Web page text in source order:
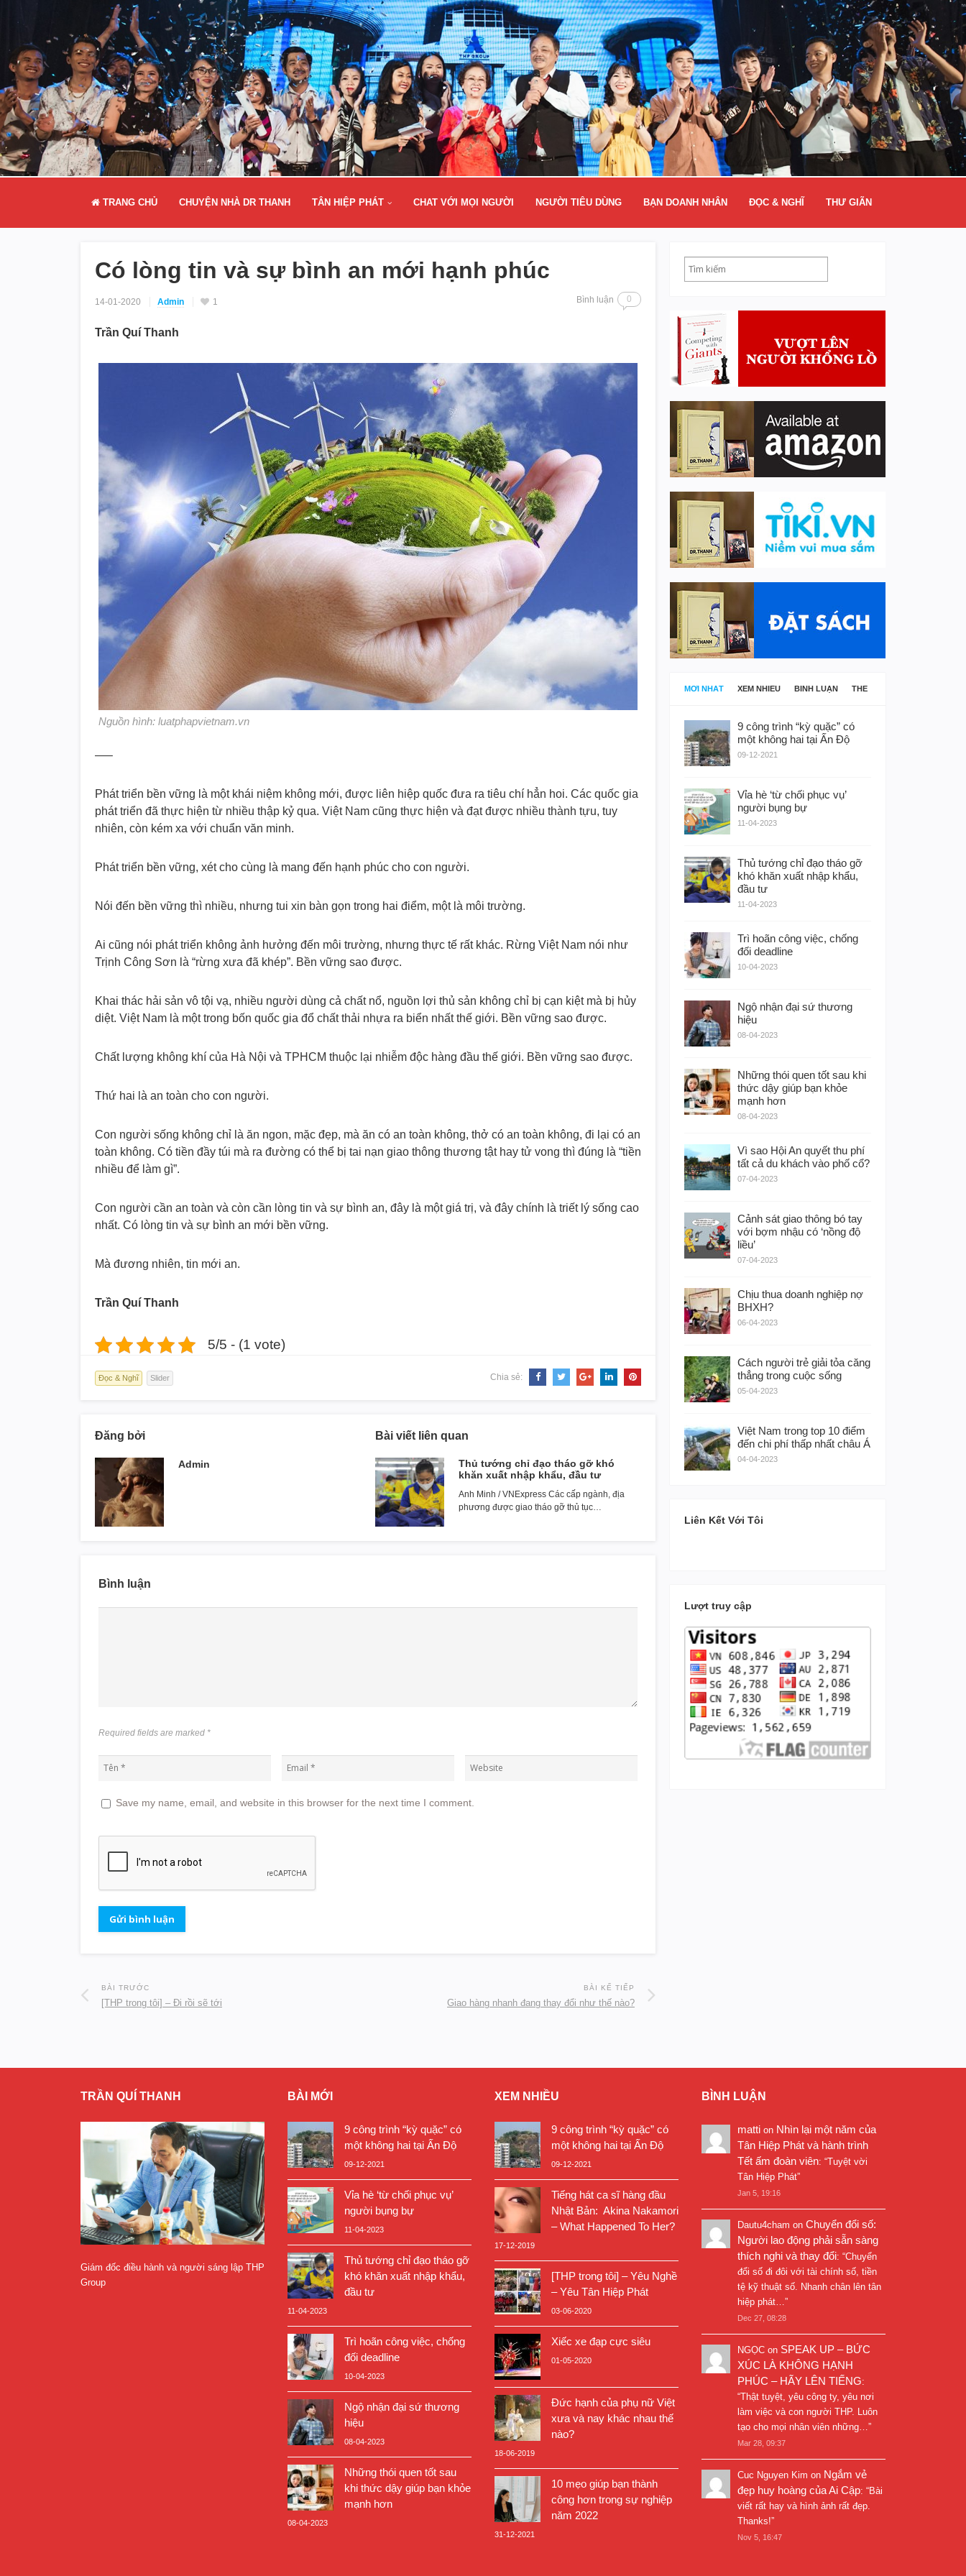
TRANG CHỦ CHUYỆN NHÀ DR THANH TÂN HIỆP PHÁT CHAT VỚI MỌI NGƯỜI NGƯỜI TIÊU DÙNG BẠN DOANH NHÂN ĐỌC & NGHĨ THƯ GIÃN
Có lòng tin và sự bình an mới hạnh phúc
14-01-2020 Admin 1 Bình luận 0
Trần Quí Thanh
Nguồn hình: luatphapvietnam.vn
—–
Phát triển bền vững là một khái niệm không mới, được liên hiệp quốc đưa ra tiêu chí hẳn hoi. Các quốc gia
phát triển đã thực hiện từ nhiều thập kỷ qua. Việt Nam cũng thực hiện và đạt được nhiều thành tựu, tuy
nhiên, còn kém xa với chuẩn văn minh.
Phát triển bền vững, xét cho cùng là mang đến hạnh phúc cho con người.
Nói đến bền vững thì nhiều, nhưng tui xin bàn gọn trong hai điểm, một là môi trường.
Ai cũng nói phát triển không ảnh hưởng đến môi trường, nhưng thực tế rất khác. Rừng Việt Nam nói như
Trịnh Công Sơn là “rừng xưa đã khép”. Bền vững sao được.
Khai thác hải sản vô tội vạ, nhiều người dùng cả chất nổ, nguồn lợi thủ sản không chỉ bị cạn kiệt mà bị hủy
diệt. Việt Nam là một trong bốn quốc gia đổ chất thải nhựa ra biển nhất thế giới. Bền vững sao được.
Chất lượng không khí của Hà Nội và TPHCM thuộc lại nhiễm độc hàng đầu thế giới. Bền vững sao được.
Thứ hai là an toàn cho con người.
Con người sống không chỉ là ăn ngon, mặc đẹp, mà ăn có an toàn không, thở có an toàn không, đi lại có an
toàn không. Có tiền đầy túi mà ra đường có thể bị tai nạn giao thông thương tật hay tử vong thì đúng là “tiền
nhiều để làm gì”.
Con người cần an toàn và còn cần lòng tin và sự bình an, đây là một giá trị, và đây chính là triết lý sống cao
nhất. Có lòng tin và sự bình an mới bền vững.
Mà đương nhiên, tin mới an.
Trần Quí Thanh
5/5 - (1 vote)
Đọc & Nghĩ Slider Chia sẻ:
Đăng bởi
Admin
Bài viết liên quan
Thủ tướng chỉ đạo tháo gỡ khó
khăn xuất nhập khẩu, đầu tư
Anh Minh / VNExpress Các cấp ngành, địa
phương được giao tháo gỡ thủ tục…
Bình luận
Required fields are marked *
Save my name, email, and website in this browser for the next time I comment.
BÀI TRƯỚC
[THP trong tôi] – Đi rồi sẽ tới
BÀI KẾ TIẾP
Giao hàng nhanh đang thay đổi như thế nào?
MỚI NHẤT XEM NHIỀU BÌNH LUẬN THẺ
9 công trình “kỳ quặc” có
một không hai tại Ấn Độ
09-12-2021
Vỉa hè ‘từ chối phục vụ’
người bụng bự
11-04-2023
Thủ tướng chỉ đạo tháo gỡ
khó khăn xuất nhập khẩu,
đầu tư
11-04-2023
Trì hoãn công việc, chống
đối deadline
10-04-2023
Ngộ nhận đại sứ thương
hiệu
08-04-2023
Những thói quen tốt sau khi
thức dậy giúp bạn khỏe
mạnh hơn
08-04-2023
Vì sao Hội An quyết thu phí
tất cả du khách vào phố cổ?
07-04-2023
Cảnh sát giao thông bó tay
với bợm nhậu có ‘nồng độ
liều’
07-04-2023
Chịu thua doanh nghiệp nợ
BHXH?
06-04-2023
Cách người trẻ giải tỏa căng
thẳng trong cuộc sống
05-04-2023
Việt Nam trong top 10 điểm
đến chi phí thấp nhất châu Á
04-04-2023
Liên Kết Với Tôi
Lượt truy cập
TRẦN QUÍ THANH
Giám đốc điều hành và người sáng lập THP
Group
BÀI MỚI
9 công trình “kỳ quặc” có
một không hai tại Ấn Độ
09-12-2021
Vỉa hè ‘từ chối phục vụ’
người bụng bự
11-04-2023
Thủ tướng chỉ đạo tháo gỡ
khó khăn xuất nhập khẩu,
đầu tư
11-04-2023
Trì hoãn công việc, chống
đối deadline
10-04-2023
Ngộ nhận đại sứ thương
hiệu
08-04-2023
Những thói quen tốt sau
khi thức dậy giúp bạn khỏe
mạnh hơn
08-04-2023
XEM NHIỀU
9 công trình “kỳ quặc” có
một không hai tại Ấn Độ
09-12-2021
Tiếng hát ca sĩ hàng đầu
Nhật Bản: Akina Nakamori
– What Happened To Her?
17-12-2019
[THP trong tôi] – Yêu Nghề
– Yêu Tân Hiệp Phát
03-06-2020
Xiếc xe đạp cực siêu
01-05-2020
Đức hạnh của phụ nữ Việt
xưa và nay khác nhau thế
nào?
18-06-2019
10 mẹo giúp bạn thành
công hơn trong sự nghiệp
năm 2022
31-12-2021
BÌNH LUẬN
matti on Nhìn lại một năm của
Tân Hiệp Phát và hành trình
Tết ấm đoàn viên: “Tuyệt vời
Tân Hiệp Phát”
Jan 5, 19:16
Dautu4cham on Chuyển đổi số:
Người lao động phải sẵn sàng
thích nghi và thay đổi: “Chuyển
đổi số đi đôi với tài chính số, tiền
tệ kỹ thuật số. Nhanh chân lên tân
hiệp phát…”
Dec 27, 08:28
NGỌC on SPEAK UP – BỨC
XÚC LÀ KHÔNG HẠNH
PHÚC – HÃY LÊN TIẾNG:
“Thật tuyệt, yêu công ty, yêu nơi
làm việc và con người THP. Luôn
tạo cho mọi nhân viên những…”
Mar 28, 09:37
Cuc Nguyen Kim on Ngắm vẻ
đẹp huy hoàng của Ai Cập: “Bài
viết rất hay và hình ảnh rất đẹp.
Thanks!”
Nov 5, 16:47